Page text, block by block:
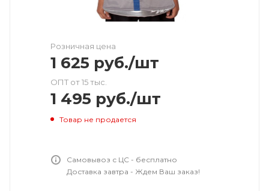
Розничная цена
1 625 руб./шт
ОПТ от 15 тыс.
1 495 руб./шт
Товар не продается
Самовывоз с ЦС - бесплатно
Доставка завтра - Ждем Ваш заказ!